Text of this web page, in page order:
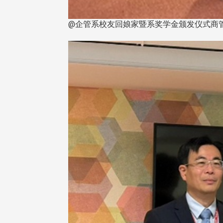
@企管系校友回娘家暨系奖学金颁发仪式